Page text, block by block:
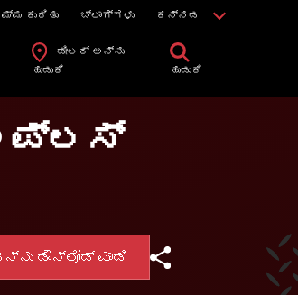
ಕುರಿತು ಬ್ಲಾಗ್ಗಳು ಕನ್ನಡ
ಡೀಲರ್ ಅನ್ನು
ಹುಡುಕಿ
ಹುಡುಕಿ
ಪ್ಲಸ್
ಡೌನ್‌ಲೋಡ್ ಮಾಡಿ